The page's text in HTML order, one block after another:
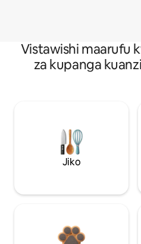
Vistawishi maarufu
za kupanga
Jiko